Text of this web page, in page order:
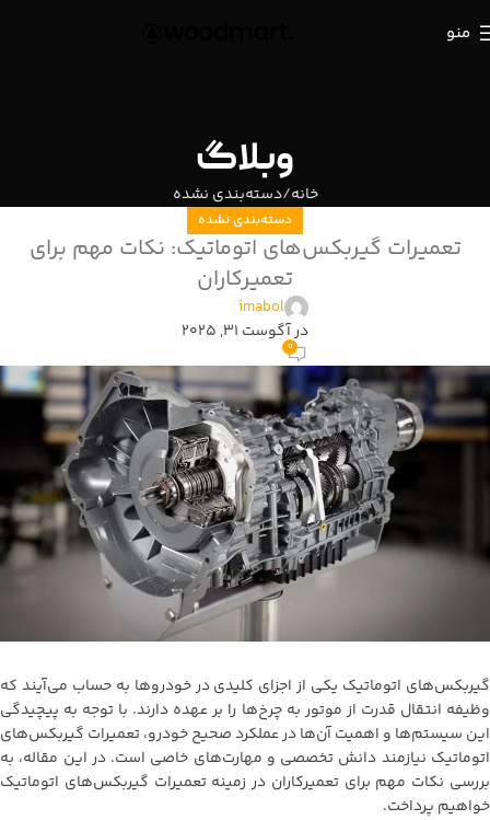
منو
وبلاگ
خانه دسته‌بندی نشده
دسته‌بندی نشده
تعمیرات گیربکس‌های اتوماتیک: نکات مهم برای
تعمیرکاران
imabol
در آگوست 31, 2025
0
گیربکس‌های اتوماتیک یکی از اجزای کلیدی در خودروها به حساب می‌آیند که
وظیفه انتقال قدرت از موتور به چرخ‌ها را بر عهده دارند. با توجه به پیچیدگی
این سیستم‌ها و اهمیت آن‌ها در عملکرد صحیح خودرو، تعمیرات گیربکس‌های
اتوماتیک نیازمند دانش تخصصی و مهارت‌های خاصی است. در این مقاله، به
بررسی نکات مهم برای تعمیرکاران در زمینه تعمیرات گیربکس‌های اتوماتیک
خواهیم پرداخت.